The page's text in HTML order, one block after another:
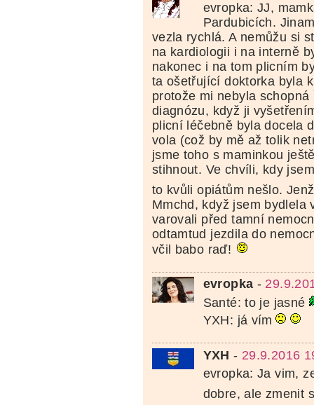
evropka: JJ,
Pardubicích.
vezla rychlá. A nemůžu si
na kardiologii i na interně
nakonec i na tom plicním
ta ošetřující doktorka byla
protože mi nebyla
diagnózu, když ji
plicní léčebně byla docela
vola (což by mě až tolik
jsme toho s maminkou
stihnout. Ve chvíli, kdy
to kvůli opiátům nešlo.
Mmchd, když jsem bydlela
varovali před tamní
odtamtud jezdila do
včil babo raď!
evropka -
Santé: to je jasné
YXH: já vím
YXH - 29.9.2016
evropka: Ja vim,
dobre, ale zmenit